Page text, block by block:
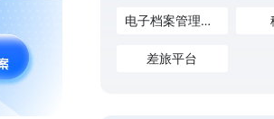
电子档案管理系统
差旅平台